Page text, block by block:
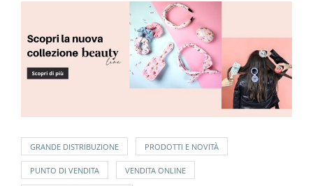
GRANDE DISTRIBUZIONE PRODOTTI E NOVITÀ
PUNTO DI VENDITA VENDITA ONLINE